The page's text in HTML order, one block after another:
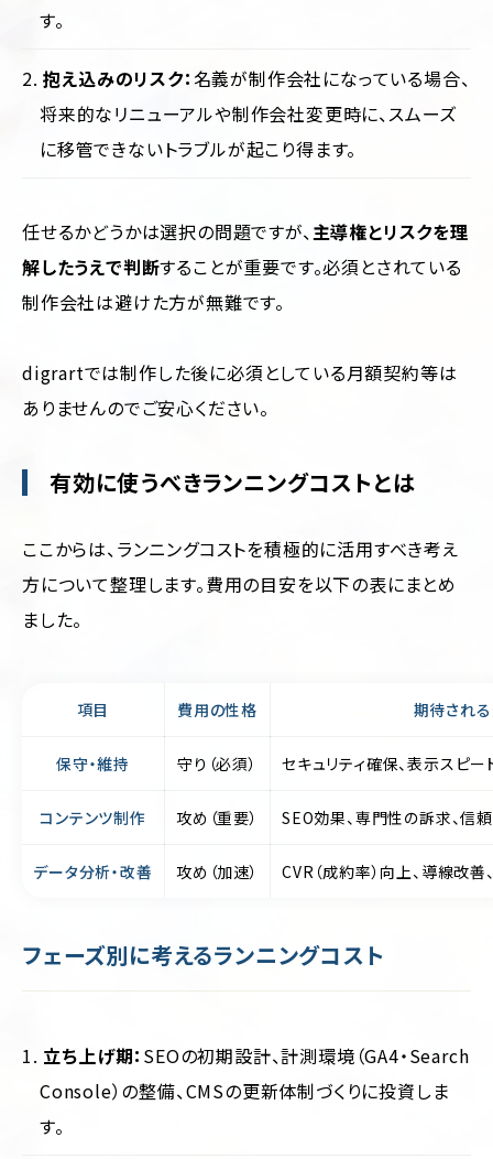
す。
抱え込みのリスク：名義が制作会社になっている場合、
将来的なリニューアルや制作会社変更時に、スムーズ
に移管できないトラブルが起こり得ます。
任せるかどうかは選択の問題ですが、主導権とリスクを理
解したうえで判断することが重要です。必須とされている
制作会社は避けた方が無難です。
digrartでは制作した後に必須としている月額契約等は
ありませんのでご安心ください。
有効に使うべきランニングコストとは
ここからは、ランニングコストを積極的に活用すべき考え
方について整理します。費用の目安を以下の表にまとめ
ました。
項目 費用の性格 期待され
保守・維持 守り（必須） セキュリティ確保、表示スピー
コンテンツ制作 攻め（重要） SEO効果、専門性の訴求、信
データ分析・改善 攻め（加速） CVR（成約率）向上、導線改
フェーズ別に考えるランニングコスト
立ち上げ期： SEOの初期設計、計測環境（GA4・Search
Console）の整備、CMSの更新体制づくりに投資しま
す。